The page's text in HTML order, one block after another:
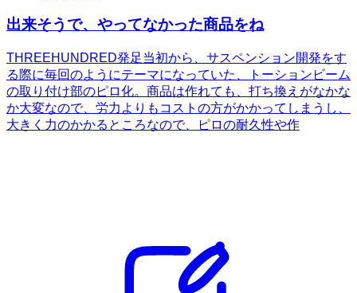
出来そうで、やってなかった商品をね
THREEHUNDRED発足当初から、サスペンション開発をす
る際に毎回のようにテーマになっていた、トーションビーム
の取り付け部のピロ化。商品は作れても、打ち換えがなかな
か大変なので、労力よりもコストの方がかかってしまうし、
大きく力のかかるところなので、ピロの耐久性や作